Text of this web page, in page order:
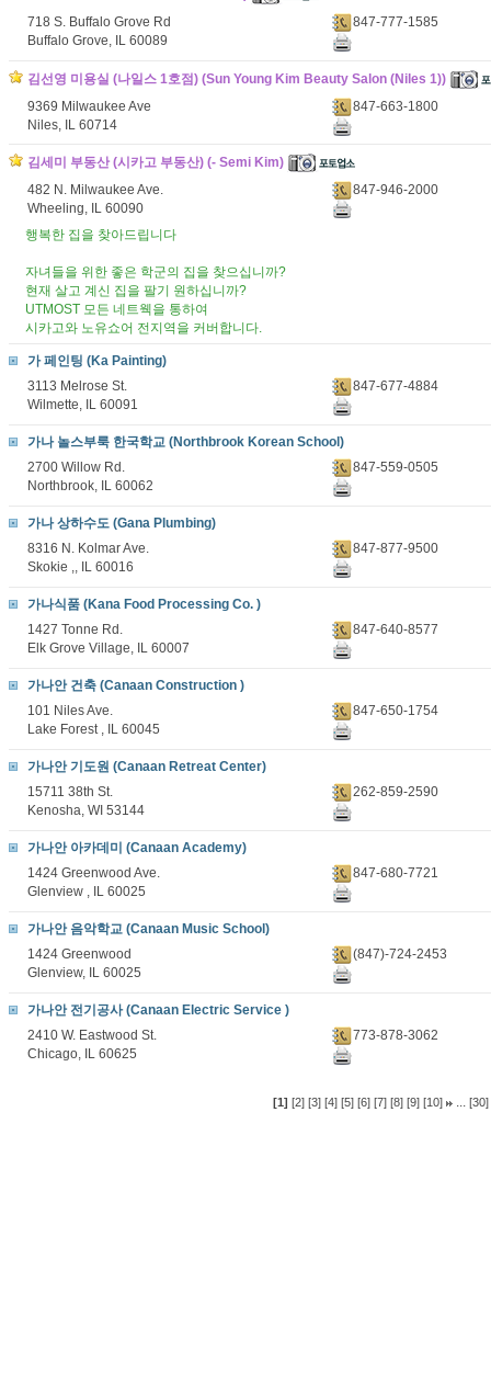
718 S. Buffalo Grove Rd
Buffalo Grove, IL 60089
847-777-1585
김선영 미용실 (나일스 1호점) (Sun Young Kim Beauty Salon (Niles 1))
9369 Milwaukee Ave
Niles, IL 60714
847-663-1800
김세미 부동산 (시카고 부동산) (- Semi Kim)
482 N. Milwaukee Ave.
Wheeling, IL 60090
847-946-2000
행복한 집을 찾아드립니다
자녀들을 위한 좋은 학군의 집을 찾으십니까?
현재 살고 계신 집을 팔기 원하십니까?
UTMOST 모든 네트웩을 통하여
시카고와 노유쇼어 전지역을 커버합니다.
가 페인팅 (Ka Painting)
3113 Melrose St.
Wilmette, IL 60091
847-677-4884
가나 놀스부룩 한국학교 (Northbrook Korean School)
2700 Willow Rd.
Northbrook, IL 60062
847-559-0505
가나 상하수도 (Gana Plumbing)
8316 N. Kolmar Ave.
Skokie ,, IL 60016
847-877-9500
가나식품 (Kana Food Processing Co. )
1427 Tonne Rd.
Elk Grove Village, IL 60007
847-640-8577
가나안 건축 (Canaan Construction )
101 Niles Ave.
Lake Forest , IL 60045
847-650-1754
가나안 기도원 (Canaan Retreat Center)
15711 38th St.
Kenosha, WI 53144
262-859-2590
가나안 아카데미 (Canaan Academy)
1424 Greenwood Ave.
Glenview , IL 60025
847-680-7721
가나안 음악학교 (Canaan Music School)
1424 Greenwood
Glenview, IL 60025
(847)-724-2453
가나안 전기공사 (Canaan Electric Service )
2410 W. Eastwood St.
Chicago, IL 60625
773-878-3062
[1] [2] [3] [4] [5] [6] [7] [8] [9] [10] ... [30]